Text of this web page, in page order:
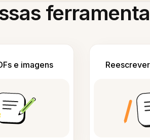
e imagens